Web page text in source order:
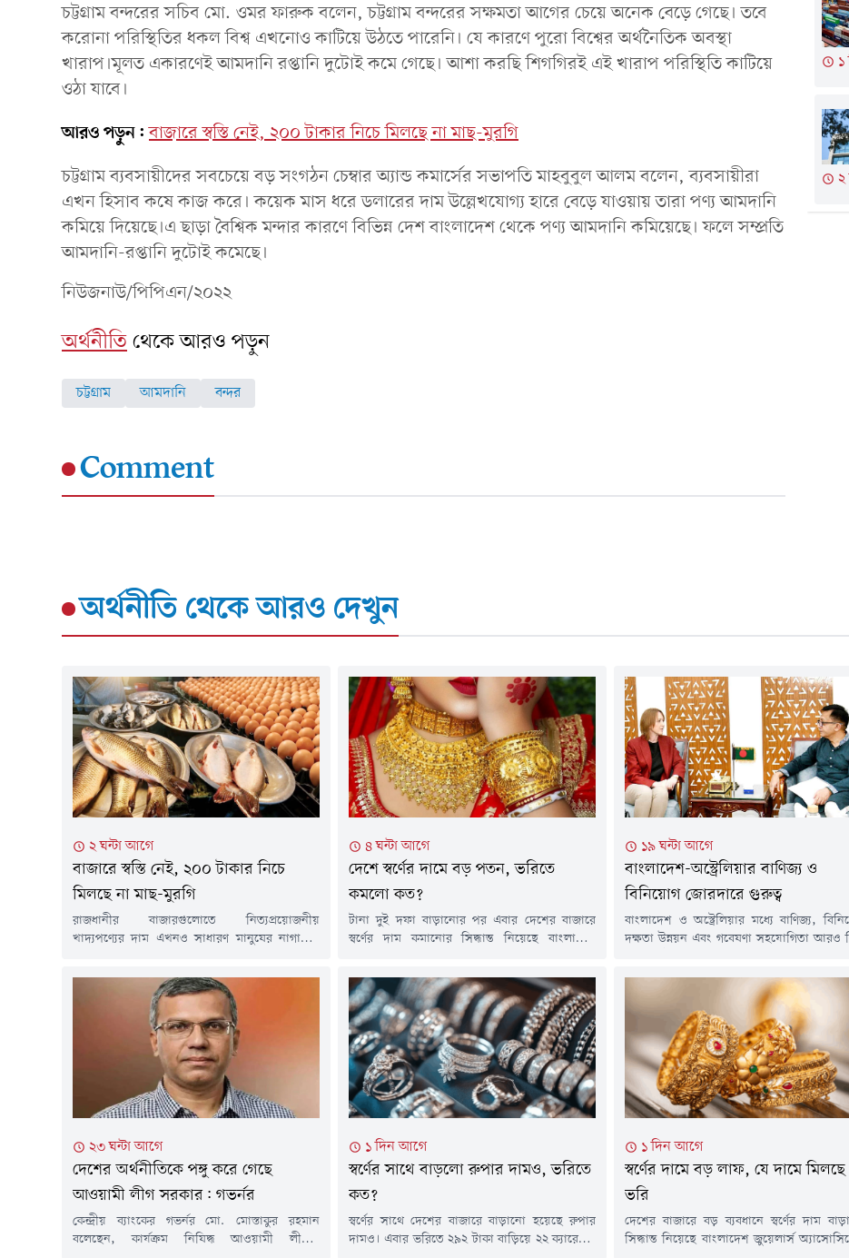
চট্টগ্রাম বন্দরের সচিব মো. ওমর ফারুক বলেন, চট্টগ্রাম বন্দরের সক্ষমতা আগের চেয়ে অনেক বেড়ে গেছে। তবে
করোনা পরিস্থিতির ধকল বিশ্ব এখনোও কাটিয়ে উঠতে পারেনি। যে কারণে পুরো বিশ্বের অর্থনৈতিক অবস্থা
খারাপ।মূলত একারণেই আমদানি রপ্তানি দুটোই কমে গেছে। আশা করছি শিগগিরই এই খারাপ পরিস্থিতি কাটিয়ে
ওঠা যাবে।
আরও পড়ুন: বাজারে স্বস্তি নেই, ২০০ টাকার নিচে মিলছে না মাছ-মুরগি
চট্টগ্রাম ব্যবসায়ীদের সবচেয়ে বড় সংগঠন চেম্বার অ্যান্ড কমার্সের সভাপতি মাহবুবুল আলম বলেন, ব্যবসায়ীরা
এখন হিসাব কষে কাজ করে। কয়েক মাস ধরে ডলারের দাম উল্লেখযোগ্য হারে বেড়ে যাওয়ায় তারা পণ্য আমদানি
কমিয়ে দিয়েছে।এ ছাড়া বৈশ্বিক মন্দার কারণে বিভিন্ন দেশ বাংলাদেশ থেকে পণ্য আমদানি কমিয়েছে। ফলে সম্প্রতি
আমদানি-রপ্তানি দুটোই কমেছে।
নিউজনাউ/পিপিএন/২০২২
অর্থনীতিথেকে আরও পড়ুন
চট্টগ্রাম আমদানি বন্দর
Comment
অর্থনীতি থেকে আরও দেখুন
২ ঘন্টা আগে
বাজারে স্বস্তি নেই, ২০০ টাকার নিচে
মিলছে না মাছ-মুরগি
রাজধানীর বাজারগুলোতে নিত্যপ্রয়োজনীয়
খাদ্যপণ্যের দাম এখনও সাধারণ মানুষের নাগালের
মুরগি, পাঙাশ ও তেলাপিয়ার দামও বেড়েছে। ফলে
নিম্ন ও মধ্যবিত্ত পরিবারের ওপর বাড়ছে বাজার খরচের
চাপ।শুক্রবার (৭ আগস্ট) রাজধানীর বিভিন্ন বাজার ঘুরে
দেখা গেছে, ২০০ টাকার নিচে কোনো মাছ বা ব্রয়লার
মুরগি পাওয়া যাচ্ছে...
৪ ঘন্টা আগে
দেশে স্বর্ণের দামে বড় পতন, ভরিতে
কমলো কত?
টানা দুই দফা বাড়ানোর পর এবার দেশের বাজারে
স্বর্ণের দাম কমানোর সিদ্ধান্ত নিয়েছে বাংলাদেশ
হাজার ২৬৬ টাকা কমিয়ে ভ্যাটসহ ২২ ক্যারেটের এক
ভরি স্বর্ণের দাম ২ লাখ ২৯ হাজার ৬৬৪ টাকা নির্ধারণ
করেছে সংগঠনটি।শুক্রবার (৭ আগস্ট) সকালে এক
বিজ্ঞপ্তিতে এ তথ্য জানিয়েছে বাজুস। নতুন...
১৯ ঘন্টা আগে
বাংলাদেশ-অস্ট্রেলিয়ার বাণিজ্য ও
বিনিয়োগ জোরদারে গুরুত্ব
বাংলাদেশ ও অস্ট্রেলিয়ার মধ্যে বাণিজ্য,
দক্ষতা উন্নয়ন এবং গবেষণা সহযোগিতা আরও
করেছেন বাণিজ্যমন্ত্রী খন্দকার আব্দুল
বাংলাদেশে নিযুক্ত অস্ট্রেলিয়ার হাইকমিশনার
রাইল।বৃহস্পতিবার (৬ আগস্ট) সচিবালয়ে
মন্ত্রণালয়ে অনুষ্ঠিত এক বৈঠকে দুই দেশের
সম্পর্ক আরও গভীর করার লক্ষ্যে বাণিজ্য
সক্ষমতা...
২৩ ঘন্টা আগে
দেশের অর্থনীতিকে পঙ্গু করে গেছে
আওয়ামী লীগ সরকার: গভর্নর
কেন্দ্রীয় ব্যাংকের গভর্নর মো. মোস্তাকুর রহমান
বলেছেন, কার্যক্রম নিষিদ্ধ আওয়ামী লীগের
১ দিন আগে
স্বর্ণের সাথে বাড়লো রুপার দামও, ভরিতে
কত?
স্বর্ণের সাথে দেশের বাজারে বাড়ানো হয়েছে রুপার
দামও। এবার ভরিতে ২৯২ টাকা বাড়িয়ে ২২ ক্যারেটের
১ দিন আগে
স্বর্ণের দামে বড় লাফ, যে দামে
ভরি
দেশের বাজারে বড় ব্যবধানে স্বর্ণের দাম
সিদ্ধান্ত নিয়েছে বাংলাদেশ জুয়েলার্স